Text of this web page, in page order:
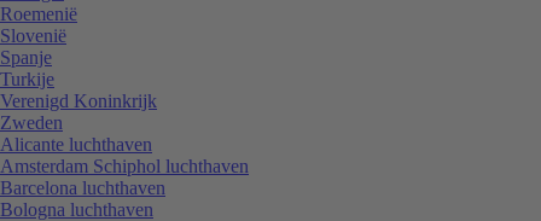
Roemenië
Slovenië
Spanje
Turkije
Verenigd Koninkrijk
Zweden
Alicante luchthaven
Amsterdam Schiphol luchthaven
Barcelona luchthaven
Bologna luchthaven